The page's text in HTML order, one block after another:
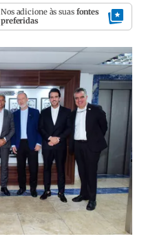
Nos adicione às suas fontes
preferidas